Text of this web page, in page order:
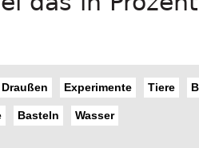
Draußen Experimente Tiere
Basteln Wasser